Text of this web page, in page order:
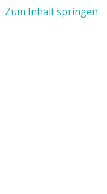
Zum Inhalt springen